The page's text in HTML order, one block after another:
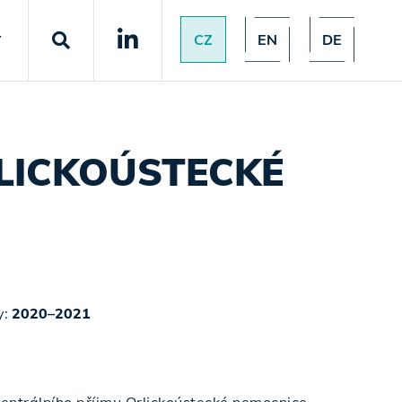
CZ EN DE
2020–2021